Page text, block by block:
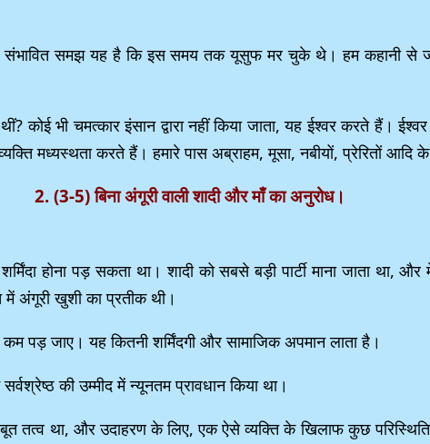
समझ यह है कि इस समय तक यूसुफ मर चुके थे। हम कहानी से
कोई भी चमत्कार इंसान द्वारा नहीं किया जाता, यह ईश्वर करते हैं।
मध्यस्थता करते हैं। हमारे पास अब्राहम, मूसा, नबीयों, प्रेरितों
2. (3-5) बिना अंगूरी वाली शादी और माँ का अनुरोध।
होना पड़ सकता था। शादी को सबसे बड़ी पार्टी माना जाता था,
अंगूरी खुशी का प्रतीक थी।
कम पड़ जाए। यह कितनी शर्मिंदगी और सामाजिक अपमान लाता है।
की उम्मीद में न्यूनतम प्रावधान किया था।
तत्व था, और उदाहरण के लिए, एक ऐसे व्यक्ति के खिलाफ कुछ